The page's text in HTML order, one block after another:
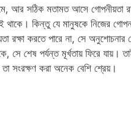
আর সঠিক মতামত আসে গোপনীয়তা
থাকে। কিন্তু যে মানুষকে নিজের
রক্ষা করতে পারে না, সে
শেষ পর্যন্ত মূর্খতায় ফিরে যায়।
সংরক্ষণ করা অনেক বেশি শ্রেয়।